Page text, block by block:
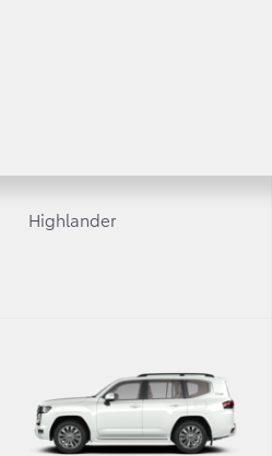
Highlander
Оснащение
Экстерьер